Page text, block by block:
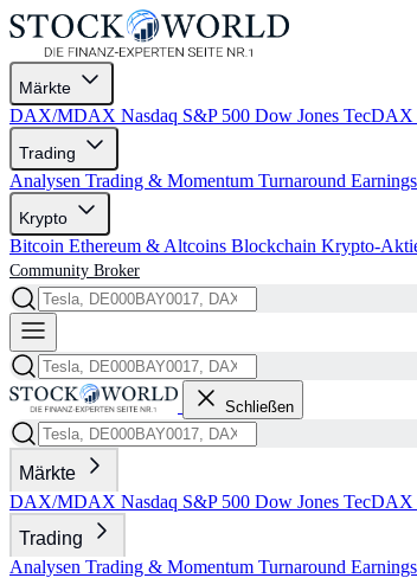
Märkte
DAX/MDAX Nasdaq S&P 500 Dow Jones TecDAX
Trading
Analysen Trading & Momentum Turnaround Earnings
Krypto
Bitcoin Ethereum & Altcoins Blockchain Krypto-
Community Broker
Schließen
Märkte
DAX/MDAX Nasdaq S&P 500 Dow Jones TecDAX
Trading
Analysen Trading & Momentum Turnaround Earnings